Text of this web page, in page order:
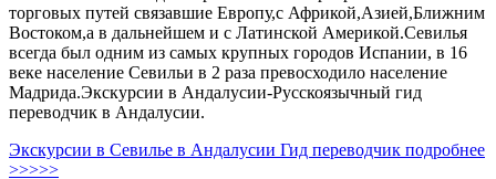
торговых путей связавшие Европу,с Африкой,Азией,Ближним
Востоком,а в дальнейшем и с Латинской Америкой.Севилья
всегда был одним из самых крупных городов Испании, в 16
веке население Севильи в 2 раза превосходило население
Мадрида.Экскурсии в Андалусии-Русскоязычный гид
переводчик в Андалусии.
Экскурсии в Севилье в Андалусии Гид переводчик подробнее
>>>>>